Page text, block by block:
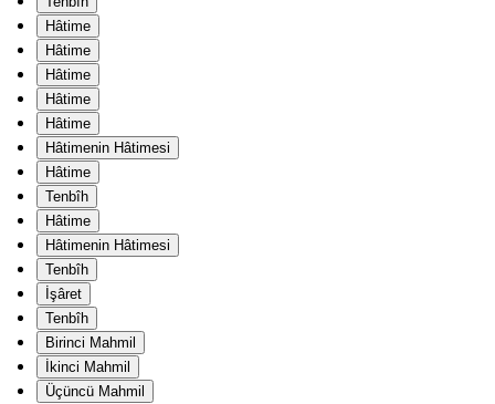
Hâtime
Hâtime
Hâtime
Hâtime
Hâtime
Hâtimenin Hâtimesi
Hâtime
Tenbîh
Hâtime
Hâtimenin Hâtimesi
Tenbîh
İşâret
Tenbîh
Birinci Mahmil
İkinci Mahmil
Üçüncü Mahmil